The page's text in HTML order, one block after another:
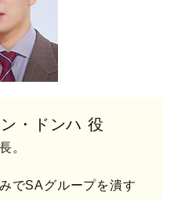
・ドンハ 役
。
でSAグループを潰す